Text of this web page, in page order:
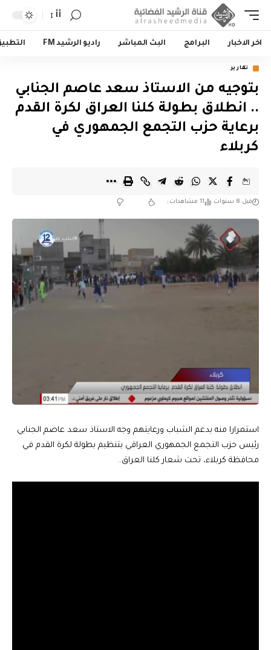
أأ
اخر الاخبار البرامج البث المباشر راديو الرشيد FM
تقارير
بتوجيه من الاستاذ سعد عاصم الجنابي
.. انطلاق بطولة كلنا العراق لكرة القدم
برعاية حزب التجمع الجمهوري في
كربلاء
قبل 8 سنوات 11 مشاهدات
استمرارا منه بدعم الشباب ورعايتهم وجه الاستاذ سعد عاصم الجنابي
رئيس حزب التجمع الجمهوري العراقي بتنظيم بطولة لكرة القدم في
محافظة كربلاء، تحت شعار كلنا العراق..